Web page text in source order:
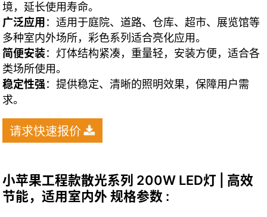
境，延长使用寿命。
广泛应用 ：适用于庭院、道路、仓库、超市、展览馆等
多种室内外场所，彩色系列适合亮化应用。
简便安装：灯体结构紧凑，重量轻，安装方便，适合各
类场所使用。
稳定性强：提供稳定、清晰的照明效果，保障用户需
求。
请求快速报价
小苹果工程款散光系列 200W LED灯 | 高效
节能，适用室内外 规格参数 :